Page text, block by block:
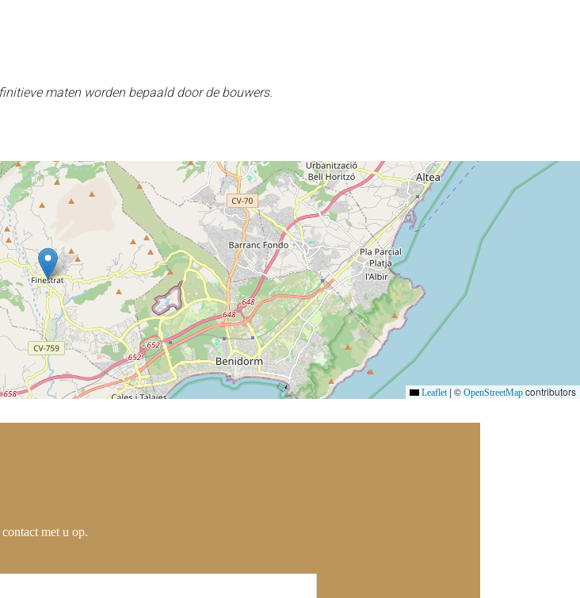
maten worden bepaald door de bouwers.
Leaflet | © OpenStreetMap contributors
met u op.